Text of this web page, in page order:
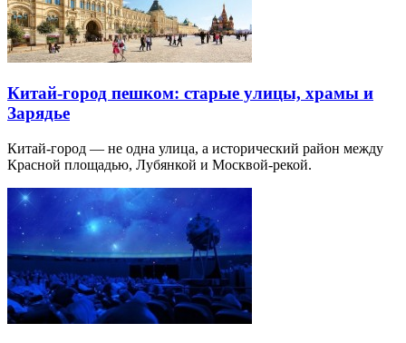
Китай-город пешком: старые улицы, храмы и
Зарядье
Китай-город — не одна улица, а исторический район между
Красной площадью, Лубянкой и Москвой-рекой.